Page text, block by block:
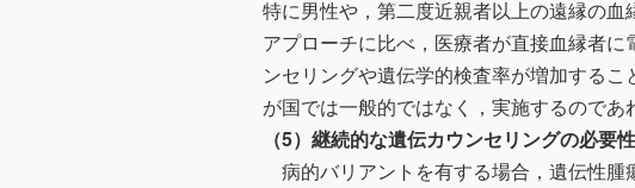
特に男性や，第二度近親者以上の遠縁の血
アプローチに比べ，医療者が直接血縁者
ンセリングや遺伝学的検査率が増加するこ
が国では一般的ではなく，実施するのであ
（5）継続的な遺伝カウンセリングの必要性
病的バリアントを有する場合，遺伝性